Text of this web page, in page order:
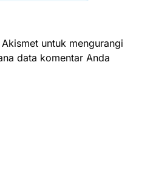
untuk mengurangi
data komentar Anda